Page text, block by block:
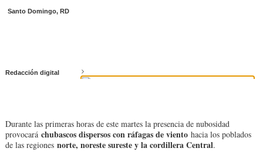
Santo Domingo, RD
Redacción digital
Durante las primeras horas de este martes la presencia de nubosidad
provocará chubascos dispersos con ráfagas de viento hacia los poblados
de las regiones norte, noreste sureste y la cordillera Central.